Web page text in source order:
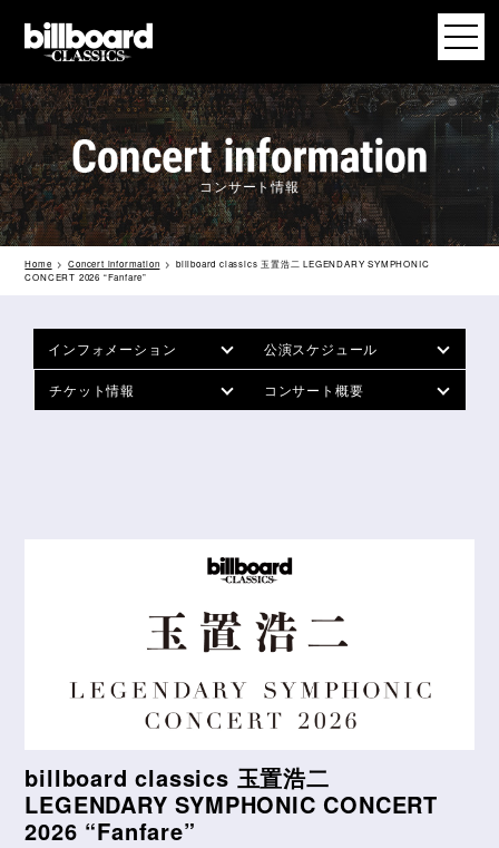
コンサート情報
Home Concert information
billboard classics 玉置浩二 LEGENDARY SYMPHONIC
CONCERT 2026 “Fanfare”
billboard classics 玉置浩二
LEGENDARY SYMPHONIC CONCERT
2026 “Fanfare”
インフォメーション 公演スケジュール
チケット情報 コンサート概要